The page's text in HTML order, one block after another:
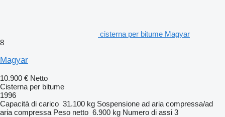
cisterna per bitume Magyar
8
Magyar
10.900 € Netto
Cisterna per bitume
1996
Capacità di carico 31.100 kg Sospensione ad aria compressa/ad
aria compressa Peso netto 6.900 kg Numero di assi 3